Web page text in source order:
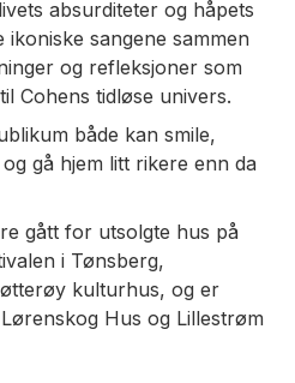
absurditeter og håpets
sangene sammen
og refleksjoner som
Cohens tidløse univers.
både kan smile,
gå hjem litt rikere enn da
gått for utsolgte hus på
i Tønsberg,
kulturhus, og er
Hus og Lillestrøm